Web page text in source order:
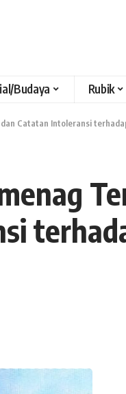
Budaya Rubik
Catatan Intoleransi